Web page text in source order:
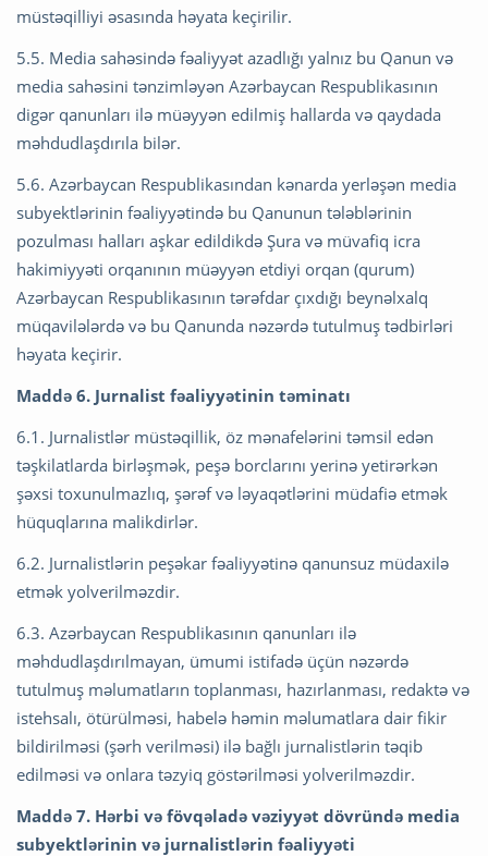
müstəqilliyi əsasında həyata keçirilir.
5.5. Media sahəsində fəaliyyət azadlığı yalnız bu Qanun və
media sahəsini tənzimləyən Azərbaycan Respublikasının
digər qanunları ilə müəyyən edilmiş hallarda və qaydada
məhdudlaşdırıla bilər.
5.6. Azərbaycan Respublikasından kənarda yerləşən media
subyektlərinin fəaliyyətində bu Qanunun tələblərinin
pozulması halları aşkar edildikdə Şura və müvafiq icra
hakimiyyəti orqanının müəyyən etdiyi orqan (qurum)
Azərbaycan Respublikasının tərəfdar çıxdığı beynəlxalq
müqavilələrdə və bu Qanunda nəzərdə tutulmuş tədbirləri
həyata keçirir.
Maddə 6. Jurnalist fəaliyyətinin təminatı
6.1. Jurnalistlər müstəqillik, öz mənafelərini təmsil edən
təşkilatlarda birləşmək, peşə borclarını yerinə yetirərkən
şəxsi toxunulmazlıq, şərəf və ləyaqətlərini müdafiə etmək
hüquqlarına malikdirlər.
6.2. Jurnalistlərin peşəkar fəaliyyətinə qanunsuz müdaxilə
etmək yolverilməzdir.
6.3. Azərbaycan Respublikasının qanunları ilə
məhdudlaşdırılmayan, ümumi istifadə üçün nəzərdə
tutulmuş məlumatların toplanması, hazırlanması, redaktə və
istehsalı, ötürülməsi, habelə həmin məlumatlara dair fikir
bildirilməsi (şərh verilməsi) ilə bağlı jurnalistlərin təqib
edilməsi və onlara təzyiq göstərilməsi yolverilməzdir.
Maddə 7. Hərbi və fövqəladə vəziyyət dövründə media
subyektlərinin və jurnalistlərin fəaliyyəti